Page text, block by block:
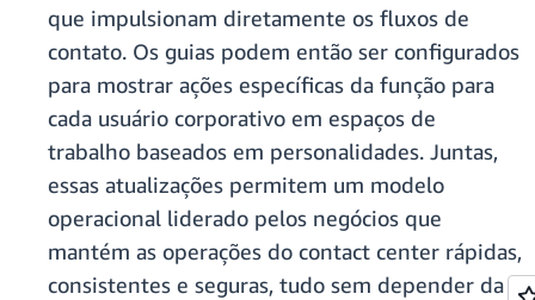
que impulsionam diretamente os fluxos de
contato. Os guias podem então ser configurados
para mostrar ações específicas da função para
cada usuário corporativo em espaços de
trabalho baseados em personalidades. Juntas,
essas atualizações permitem um modelo
operacional liderado pelos negócios que
mantém as operações do contact center rápidas,
consistentes e seguras, tudo sem depender da